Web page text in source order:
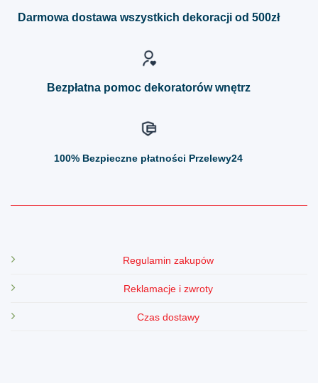
wybrać
można
Darmowa dostawa wszystkich dekoracji od 500zł
Bezpłatna pomoc dekoratorów wnętrz
100% Bezpieczne płatności Przelewy24
Regulamin zakupów
Reklamacje i zwroty
Czas dostawy